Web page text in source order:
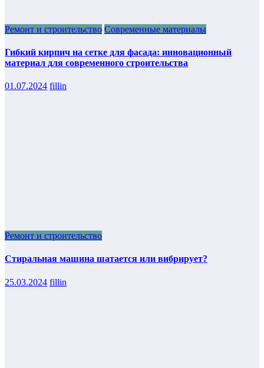
Ремонт и строительство Современные материалы
Гибкий кирпич на сетке для фасада: инновационный
материал для современного строительства
01.07.2024 fillin
Ремонт и строительство
Стиральная машина шатается или вибрирует?
25.03.2024 fillin